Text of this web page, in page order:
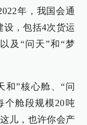
年，我国会通
设，包括4次货运
及“问天”和“梦
和”核心舱、“问
个舱段规模20吨
儿，也许你会产